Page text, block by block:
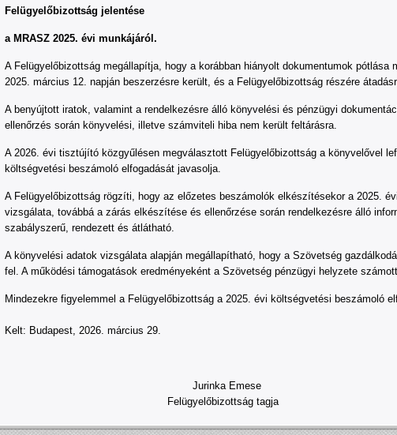
Felügyelőbizottság jelentése
a MRASZ 2025. évi munkájáról.
A Felügyelőbizottság megállapítja, hogy a korábban hiányolt dokumentumok
2025. március 12. napján beszerzésre került, és a Felügyelőbizottság részére
A benyújtott iratok, valamint a rendelkezésre álló könyvelési és pénzügyi
ellenőrzés során könyvelési, illetve számviteli hiba nem került feltárásra.
A 2026. évi tisztújító közgyűlésen megválasztott Felügyelőbizottság a könyvelővel
költségvetési beszámoló elfogadását javasolja.
A Felügyelőbizottság rögzíti, hogy az előzetes beszámolók elkészítésekor a 2025.
vizsgálata, továbbá a zárás elkészítése és ellenőrzése során rendelkezésre álló
szabályszerű, rendezett és átlátható.
A könyvelési adatok vizsgálata alapján megállapítható, hogy a Szövetség
fel. A működési támogatások eredményeként a Szövetség pénzügyi helyzete
Mindezekre figyelemmel a Felügyelőbizottság a 2025. évi költségvetési beszámoló
Kelt: Budapest, 2026. március 29.
Jurinka Emese
Felügyelőbizottság tagja